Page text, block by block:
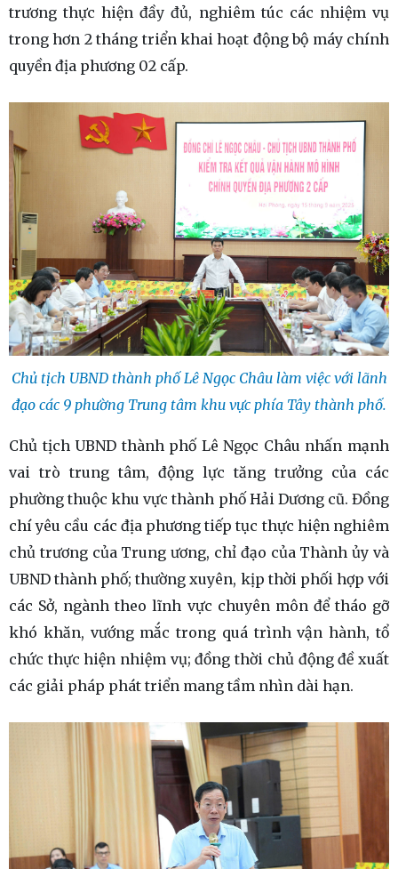
trương thực hiện đầy đủ, nghiêm túc các nhiệm vụ
trong hơn 2 tháng triển khai hoạt động bộ máy chính
quyền địa phương 02 cấp.
Chủ tịch UBND thành phố Lê Ngọc Châu làm việc với lãnh
đạo các 9 phường Trung tâm khu vực phía Tây thành phố.
Chủ tịch UBND thành phố Lê Ngọc Châu nhấn mạnh
vai trò trung tâm, động lực tăng trưởng của các
phường thuộc khu vực thành phố Hải Dương cũ. Đồng
chí yêu cầu các địa phương tiếp tục thực hiện nghiêm
chủ trương của Trung ương, chỉ đạo của Thành ủy và
UBND thành phố; thường xuyên, kịp thời phối hợp với
các Sở, ngành theo lĩnh vực chuyên môn để tháo gỡ
khó khăn, vướng mắc trong quá trình vận hành, tổ
chức thực hiện nhiệm vụ; đồng thời chủ động đề xuất
các giải pháp phát triển mang tầm nhìn dài hạn.